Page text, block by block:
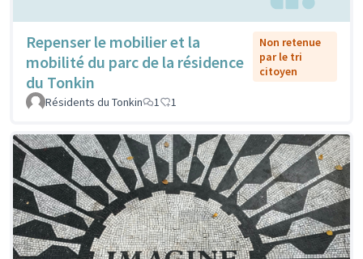
Repenser le mobilier et la
mobilité du parc de la résidence
du Tonkin
Non retenue
par le tri
citoyen
Résidents du Tonkin 1 1